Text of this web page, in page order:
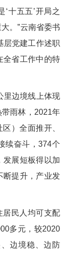
十五五’开局之
。”云南省委书
层党建工作述职
全省工作中的特
里边境线上体现
雨林，2021年
）全面推开、
续奋斗，374个
发展短板得以加
断提升，产业发
居民人均可支配
多元，较2020
边境稳、边防